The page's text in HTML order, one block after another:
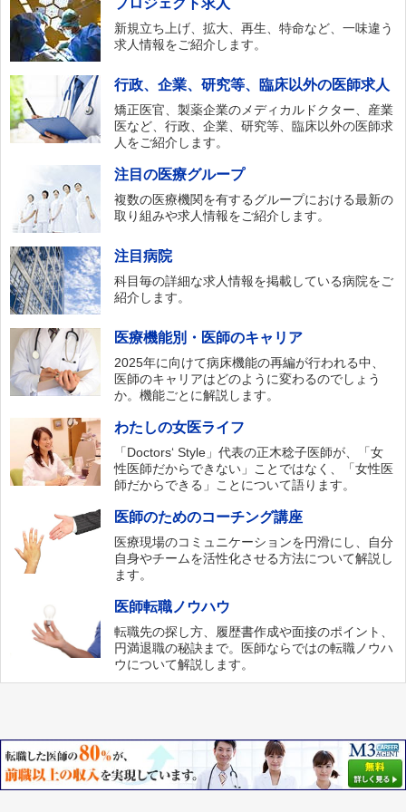
新規立ち上げ、拡大、再生、特命など、一味違う
求人情報をご紹介します。
行政、企業、研究等、臨床以外の医師求人
矯正医官、製薬企業のメディカルドクター、産業
医など、行政、企業、研究等、臨床以外の医師求
人をご紹介します。
注目の医療グループ
複数の医療機関を有するグループにおける最新の
取り組みや求人情報をご紹介します。
注目病院
科目毎の詳細な求人情報を掲載している病院をご
紹介します。
医療機能別・医師のキャリア
2025年に向けて病床機能の再編が行われる中、
医師のキャリアはどのように変わるのでしょう
か。機能ごとに解説します。
わたしの女医ライフ
「Doctors‘ Style」代表の正木稔子医師が、「女
性医師だからできない」ことではなく、「女性医
師だからできる」ことについて語ります。
医師のためのコーチング講座
医療現場のコミュニケーションを円滑にし、自分
自身やチームを活性化させる方法について解説し
ます。
医師転職ノウハウ
転職先の探し方、履歴書作成や面接のポイント、
円満退職の秘訣まで。医師ならではの転職ノウハ
ウについて解説します。